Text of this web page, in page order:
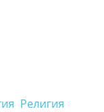
Религия